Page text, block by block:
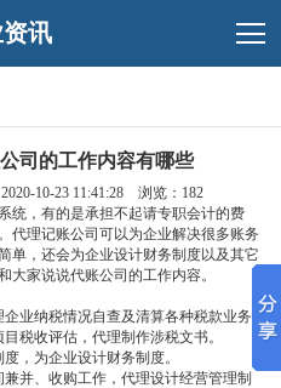
讯
司的工作内容有哪些
10-23 11:41:28 浏览： 182
，有的是承担不起请专职会计的费
代理记账公司可以为企业解决很多账务
单，还会为企业设计财务制度以及其它
大家说说代账公司的工作内容。
纳税情况自查及清算各种税款业务;
收评估，代理制作涉税文书。
，为企业设计财务制度。
、收购工作，代理设计经营管理制